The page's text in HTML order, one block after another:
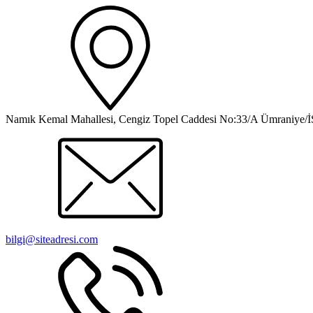
Namık Kemal Mahallesi, Cengiz Topel Caddesi No:33/A
bilgi@siteadresi.com